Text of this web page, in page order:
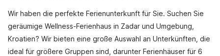
Wir haben die perfekte Ferienunterkunft für Sie. Suchen Sie
geräumige Wellness-Ferienhaus in Zadar und Umgebung,
Kroatien? Wir bieten eine große Auswahl an Unterkünften, die
ideal für größere Gruppen sind, darunter Ferienhäuser für 6